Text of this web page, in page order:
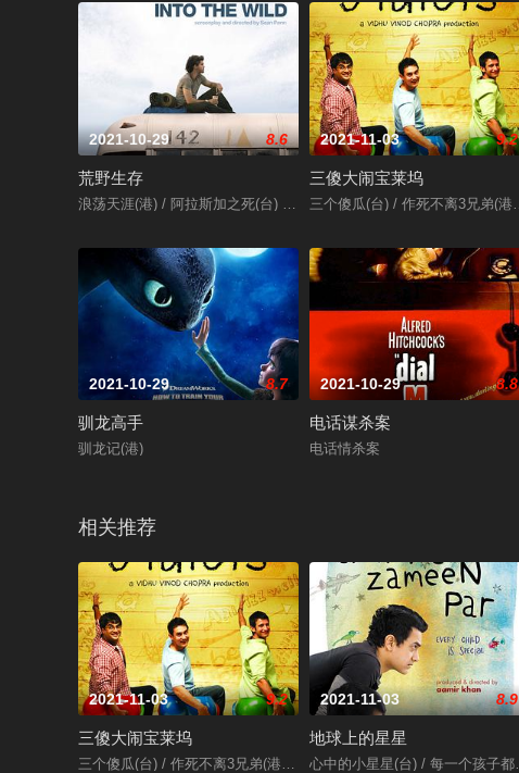
2021-10-29 8.6
荒野生存
浪荡天涯(港) / 阿拉斯加之死(台) / 荒野伴我心
2021-11-03 9.2
三傻大闹宝莱坞
三个傻瓜(台) / 作死不离3兄弟(
2021-10-29 8.7
驯龙高手
驯龙记(港)
2021-10-29 8.8
电话谋杀案
电话情杀案
相关推荐
2021-11-03 9.2
三傻大闹宝莱坞
三个傻瓜(台) / 作死不离3兄弟(港) / 三个白痴 / 三个傻蛋 / 三个呆瓜 /
2021-11-03 8.9
地球上的星星
心中的小星星(台) / 每一个孩子都